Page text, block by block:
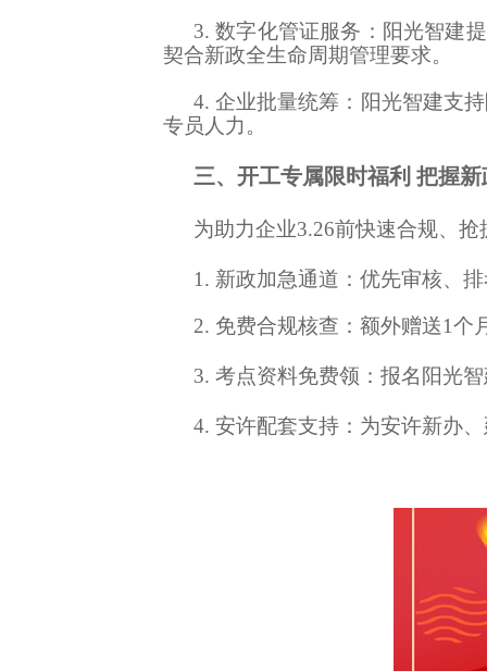
3. 数字化管证服务：阳光智建
契合新政全生命周期管理要求。
4. 企业批量统筹：阳光智建支
专员人力。
三、开工专属限时福利 把握新
为助力企业3.26前快速合规、
1. 新政加急通道：优先审核、
2. 免费合规核查：额外赠送1个
3. 考点资料免费领：报名阳光
4. 安许配套支持：为安许新办